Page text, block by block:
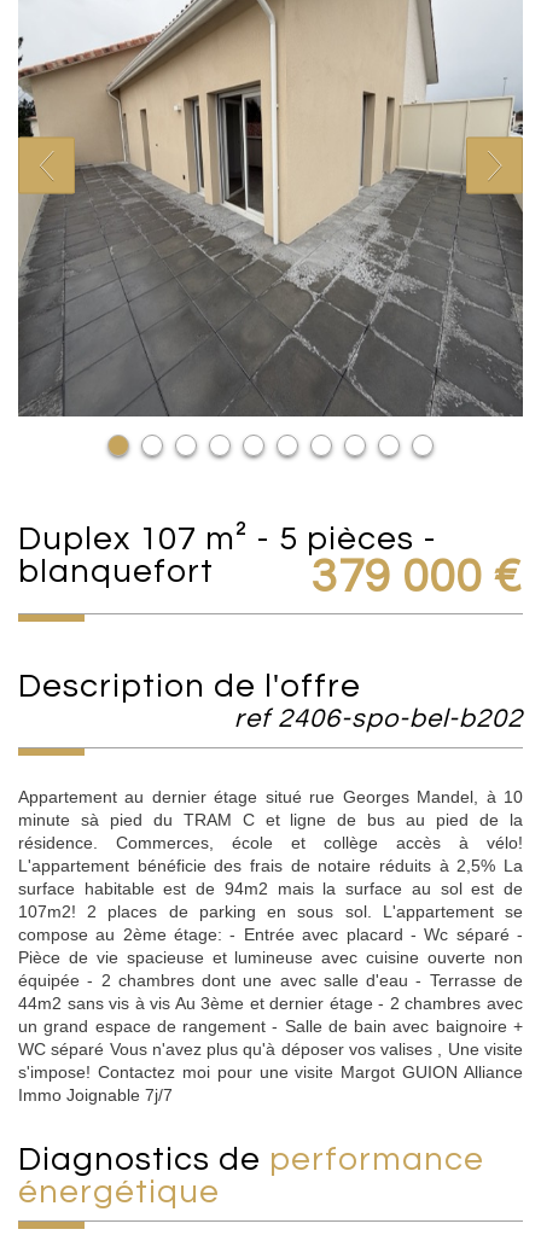
duplex 107 m² - 5 pièces -
blanquefort
379 000 €
description de l'offre
ref 2406-spo-bel-b202
Appartement au dernier étage situé rue Georges Mandel, à 10
minute sà pied du TRAM C et ligne de bus au pied de la
résidence. Commerces, école et collège accès à vélo!
L'appartement bénéficie des frais de notaire réduits à 2,5% La
surface habitable est de 94m2 mais la surface au sol est de
107m2! 2 places de parking en sous sol. L'appartement se
compose au 2ème étage: - Entrée avec placard - Wc séparé -
Pièce de vie spacieuse et lumineuse avec cuisine ouverte non
équipée - 2 chambres dont une avec salle d'eau - Terrasse de
44m2 sans vis à vis Au 3ème et dernier étage - 2 chambres avec
un grand espace de rangement - Salle de bain avec baignoire +
WC séparé Vous n'avez plus qu'à déposer vos valises , Une visite
s'impose! Contactez moi pour une visite Margot GUION Alliance
Immo Joignable 7j/7
diagnostics de performance
énergétique